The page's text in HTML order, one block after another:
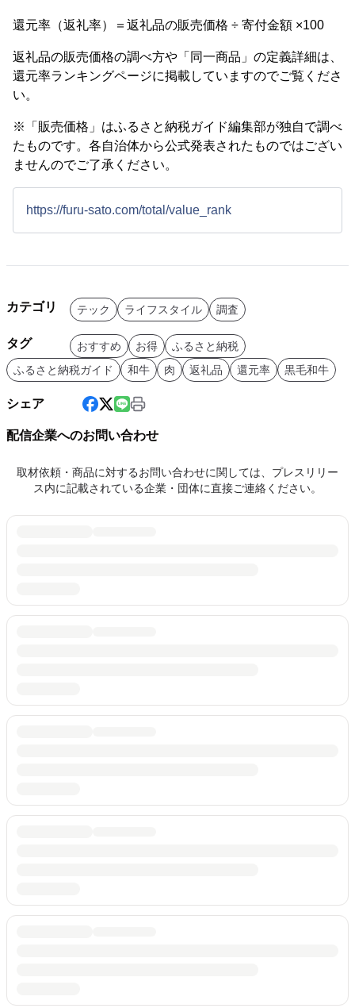
還元率（返礼率）＝返礼品の販売価格 ÷ 寄付金額 ×100
返礼品の販売価格の調べ方や「同一商品」の定義詳細は、
還元率ランキングページに掲載していますのでご覧くださ
い。
※「販売価格」はふるさと納税ガイド編集部が独自で調べ
たものです。各自治体から公式発表されたものではござい
ませんのでご了承ください。
https://furu-sato.com/total/value_rank
カテゴリ テック ライフスタイル 調査
タグ おすすめ お得
ふるさと納税
ふるさと納税ガイド
和牛 肉 返礼品 還元率 黒毛和牛
シェア
配信企業へのお問い合わせ
取材依頼・商品に対するお問い合わせに関しては、プレスリリー
ス内に記載されている企業・団体に直接ご連絡ください。